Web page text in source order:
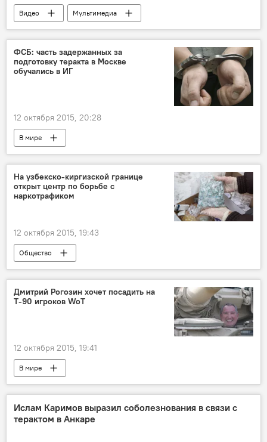
Видео Мультимедиа
ФСБ: часть задержанных за
подготовку теракта в Москве
обучались в ИГ
12 октября 2015, 20:28
В мире
На узбекско-киргизской границе
открыт центр по борьбе с
наркотрафиком
12 октября 2015, 19:43
Общество
Дмитрий Рогозин хочет посадить на
Т-90 игроков WoT
12 октября 2015, 19:41
В мире
Ислам Каримов выразил соболезнования в связи с
терактом в Анкаре